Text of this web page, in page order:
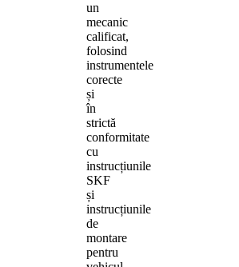
un
mecanic
calificat,
folosind
instrumentele
corecte
și
în
strictă
conformitate
cu
instrucțiunile
SKF
și
instrucțiunile
de
montare
pentru